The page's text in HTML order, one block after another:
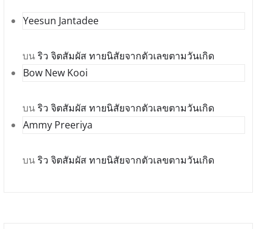
Yeesun Jantadee
บนริว จิตสัมผัส ทายนิสัยจากตัวเลขตามวันเกิด
Bow New Kooi
บนริว จิตสัมผัส ทายนิสัยจากตัวเลขตามวันเกิด
Ammy Preeriya
บนริว จิตสัมผัส ทายนิสัยจากตัวเลขตามวันเกิด